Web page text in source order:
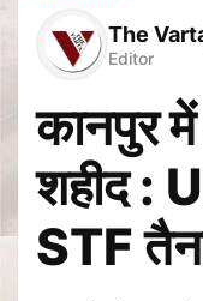
The
Editor
कानपुर
शहीद :
STF